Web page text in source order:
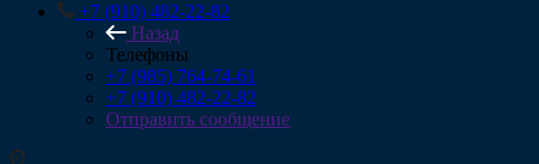
+7 (910) 482-22-82
Назад
Телефоны
+7 (985) 764-74-61
+7 (910) 482-22-82
Отправить сообщение